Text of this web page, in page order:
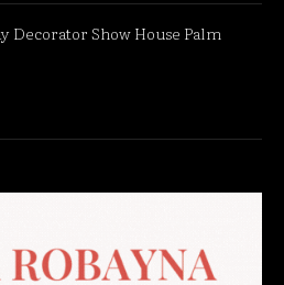
Decorator Show House Palm